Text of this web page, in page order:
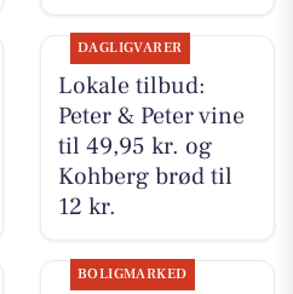
DAGLIGVARER
Lokale tilbud:
Peter & Peter vine
til 49,95 kr. og
Kohberg brød til
12 kr.
BOLIGMARKED